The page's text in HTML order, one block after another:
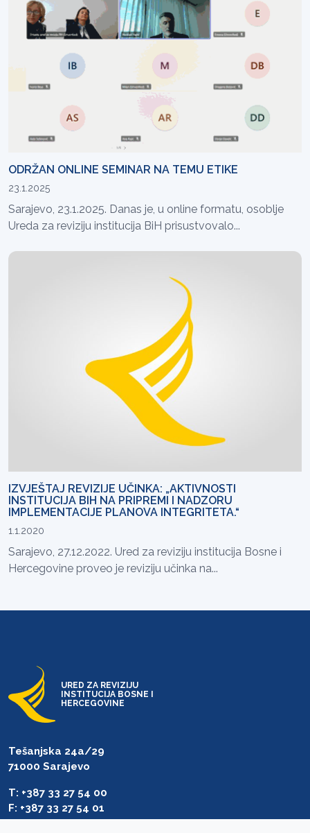
ODRŽAN ONLINE SEMINAR NA TEMU ETIKE
23.1.2025
Sarajevo, 23.1.2025. Danas je, u online formatu, osoblje
Ureda za reviziju institucija BiH prisustvovalo...
IZVJEŠTAJ REVIZIJE UČINKA: „AKTIVNOSTI
INSTITUCIJA BIH NA PRIPREMI I NADZORU
IMPLEMENTACIJE PLANOVA INTEGRITETA.“
1.1.2020
Sarajevo, 27.12.2022. Ured za reviziju institucija Bosne i
Hercegovine proveo je reviziju učinka na...
URED ZA REVIZIJU
INSTITUCIJA BOSNE I
HERCEGOVINE
Tešanjska 24a/29
71000 Sarajevo
T: +387 33 27 54 00
F: +387 33 27 54 01